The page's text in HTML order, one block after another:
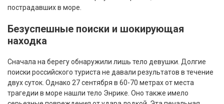
пострадавших в море.
Безуспешные поиски и шокирующая
находка
Сначала на берегу обнаружили лишь тело девушки. Долгие
поиски российского туриста не давали результатов в течение
двух суток. Однако 27 сентября в 60-70 метрах от места
трагедии в море нашли тело Энрике. Оно также имело